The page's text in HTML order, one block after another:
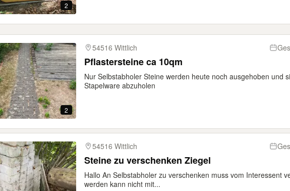
2
2
54516 Wittlich
Pflastersteine ca 10qm
Nur Selbstabholer Steine werden heute noch ausgehoben und
Stapelware abzuholen
54516 Wittlich
Steine zu verschenken Ziegel
Hallo An Selbstabholer zu verschenken muss vom Interessent
werden kann nicht mit...